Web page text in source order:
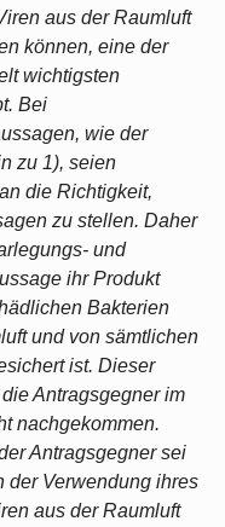
aus der Raumluft
können, eine der
wichtigsten
Bei
wie der
zu 1), seien
die Richtigkeit,
zu stellen. Daher
und
ihr Produkt
Bakterien
und von sämtlichen
ist. Dieser
Antragsgegner im
nachgekommen.
Antragsgegner sei
der Verwendung ihres
aus der Raumluft